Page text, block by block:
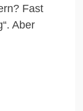
Fast
Aber